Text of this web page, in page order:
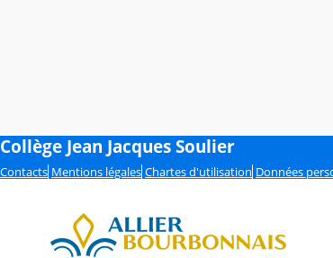
Collège Jean Jacques Soulier
Contacts Mentions légales Chartes d'utilisation Données